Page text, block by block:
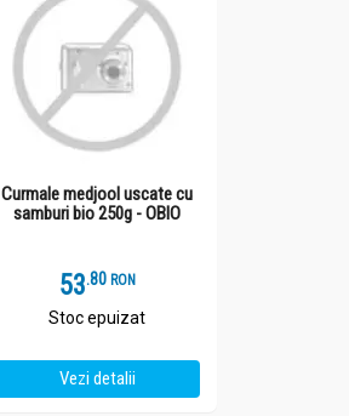
Curmale medjool uscate cu
samburi bio 250g - OBIO
53.8 RON
Stoc epuizat
Vezi detalii